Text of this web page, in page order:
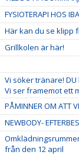
FYSIOTERAPI HOS
Här kan du se klipp
Grillkolen är här!
Vi söker tränare!
Vi ser framemot ett
PÅMINNER OM ATT
NEWBODY-
från den 12 april